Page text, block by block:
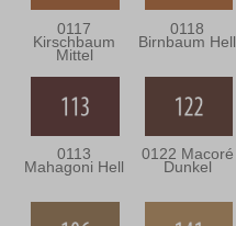
0117
Kirschbaum
Mittel
0118
Birnbaum Hell
0113
Mahagoni Hell
0122 Macoré
Dunkel